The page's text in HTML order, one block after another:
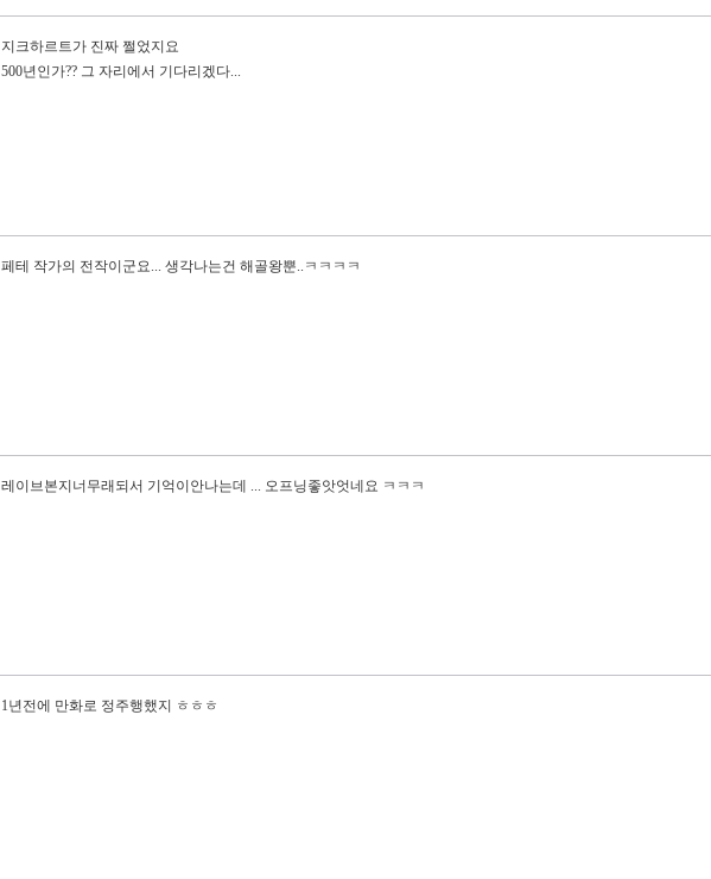
지크하르트가 진짜 쩔었지요
500년인가?? 그 자리에서 기다리겠다...
페테 작가의 전작이군요... 생각나는건 해골왕뿐..ㅋㅋㅋㅋ
레이브본지너무래되서 기억이안나는데 ... 오프닝좋앗엇네요 ㅋㅋㅋ
1년전에 만화로 정주행했지 ㅎㅎㅎ